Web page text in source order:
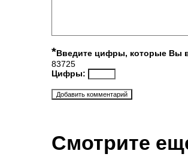
*Введите цифры, которые Вы
83725
Цифры:
Смотрите